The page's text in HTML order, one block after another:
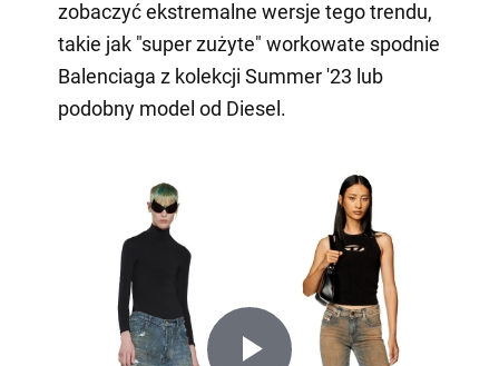
zobaczyć ekstremalne wersje tego trendu,
takie jak "super zużyte" workowate spodnie
Balenciaga z kolekcji Summer '23 lub
podobny model od Diesel.